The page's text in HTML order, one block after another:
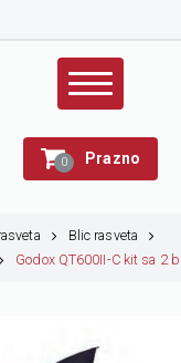
0 Prazno
Blic rasveta
Godox QT600II-C kit sa 2